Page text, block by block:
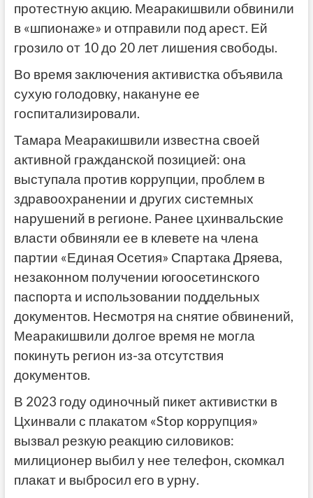
протестную акцию. Меаракишвили обвинили
в «шпионаже» и отправили под арест. Ей
грозило от 10 до 20 лет лишения свободы.
Во время заключения активистка объявила
сухую голодовку, накануне ее
госпитализировали.
Тамара Меаракишвили известна своей
активной гражданской позицией: она
выступала против коррупции, проблем в
здравоохранении и других системных
нарушений в регионе. Ранее цхинвальские
власти обвиняли ее в клевете на члена
партии «Единая Осетия» Спартака Дряева,
незаконном получении югоосетинского
паспорта и использовании поддельных
документов. Несмотря на снятие обвинений,
Меаракишвили долгое время не могла
покинуть регион из-за отсутствия
документов.
В 2023 году одиночный пикет активистки в
Цхинвали с плакатом «Stop коррупция»
вызвал резкую реакцию силовиков:
милиционер выбил у нее телефон, скомкал
плакат и выбросил его в урну.